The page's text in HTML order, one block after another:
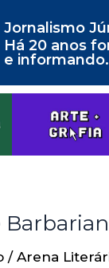
Jornalismo
Há 20 anos
e informando.
/ Arena